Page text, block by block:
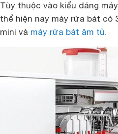
Tùy thuộc vào kiểu dáng
thể hiện nay máy rửa bát có
mini và máy rửa bát âm tủ.